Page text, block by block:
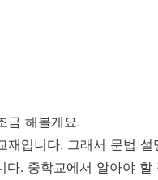
금 해볼게요.
재입니다. 그래서 문법 설
. 중학교에서 알아야 할